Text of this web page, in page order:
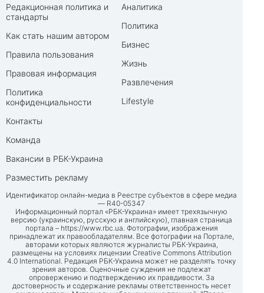
Редакционная политика и
стандарты
Как стать нашим автором
Правила пользования
Правовая информация
Политика
конфиденциальности
Контакты
Команда
Вакансии в РБК-Украина
Разместить рекламу
Аналитика
Политика
Бизнес
Жизнь
Развлечения
Lifestyle
Идентификатор онлайн-медиа в Реестре субъектов в сфере медиа
— R40-05347
Информационный портал «РБК-Украина» имеет трехязычную
версию (украинскую, русскую и английскую), главная страница
портала – https://www.rbc.ua. Фотографии, изображения
принадлежат их правообладателям. Все фотографии на Портале,
авторами которых являются журналисты РБК-Украина,
размещены на условиях лицензии Creative Commons Attribution
4.0 International. Редакция РБК-Украина может не разделять точку
зрения авторов. Оценочные суждения не подлежат
опровержению и подтверждению их правдивости. За
достоверность и содержание рекламы ответственность несет